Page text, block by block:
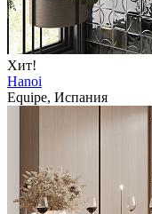
Хит!
Hanoi
Equipe, Испания